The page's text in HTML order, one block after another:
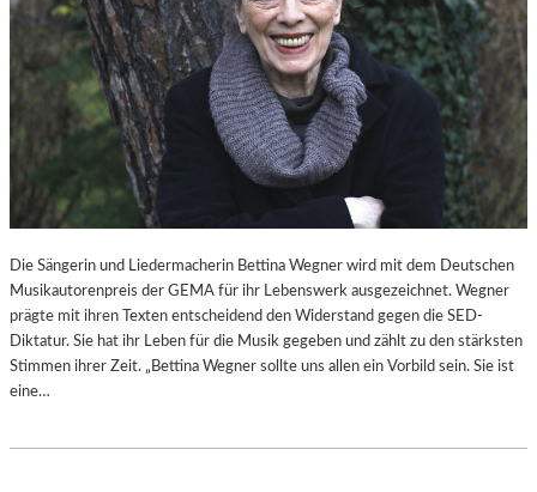
Die Sängerin und Liedermacherin Bettina Wegner wird mit dem Deutschen
Musikautorenpreis der GEMA für ihr Lebenswerk ausgezeichnet. Wegner
prägte mit ihren Texten entscheidend den Widerstand gegen die SED-
Diktatur. Sie hat ihr Leben für die Musik gegeben und zählt zu den stärksten
Stimmen ihrer Zeit. „Bettina Wegner sollte uns allen ein Vorbild sein. Sie ist
eine…